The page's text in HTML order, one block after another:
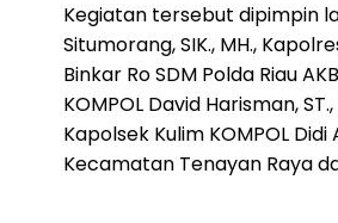
Kegiatan tersebut dipimpin
Situmorang, SIK., MH.,
Binkar Ro SDM Polda Riau
KOMPOL David Harisman,
Kapolsek Kulim KOMPOL
Kecamatan Tenayan Raya